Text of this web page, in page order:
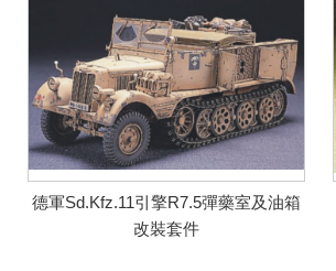
德軍Sd.Kfz.11引擎R7.5彈藥室及油箱
改裝套件